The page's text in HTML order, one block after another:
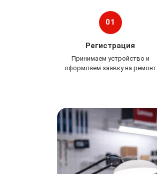
01
Регистрация
Принимаем устройство и
оформляем заявку на ремонт